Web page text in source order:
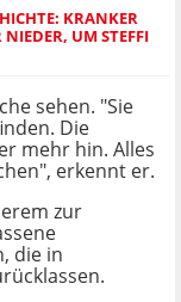
KRANKER G
UM STEFFI G
sehen. "Sie
Die
mehr hin. Alles
erkennt er.
zur
die in